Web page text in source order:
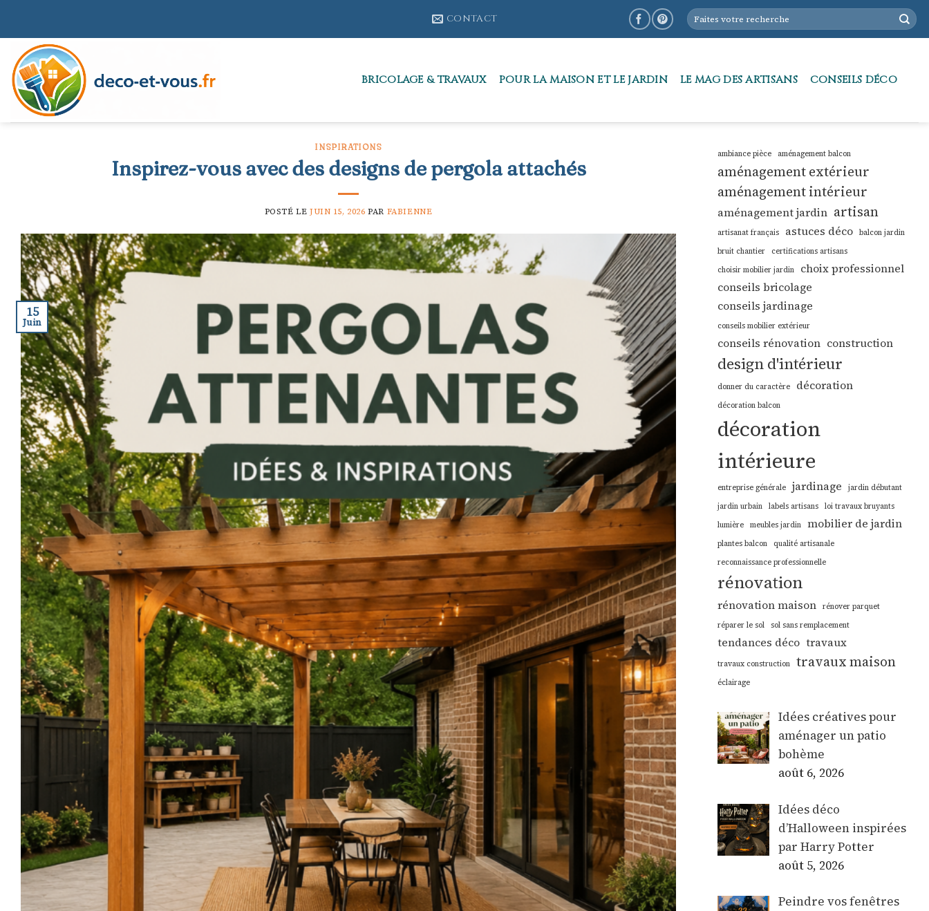
content
CONTACT
BRICOLAGE & TRAVAUX POUR LA MAISON ET LE JARDIN LE MAG DES ARTISANS CONSEILS DÉCO
INSPIRATIONS
Inspirez-vous avec des designs de pergola attachés
POSTÉ LE JUIN 15, 2026 PAR FABIENNE
15
Juin
ambiance pièce aménagement balcon
aménagement extérieur
aménagement intérieur
aménagement jardin artisan
artisanat français astuces déco balcon jardin
bruit chantier
certifications artisans
choisir mobilier jardin
choix professionnel
conseils bricolage
conseils jardinage
conseils mobilier extérieur
conseils rénovation construction
design d'intérieur
donner du caractère décoration
décoration balcon
décoration
intérieure
entreprise générale jardinage
jardin débutant
jardin urbain labels artisans loi travaux bruyants
lumière meubles jardin mobilier de jardin
plantes balcon
qualité artisanale
reconnaissance professionnelle
rénovation
rénovation maison rénover parquet
réparer le sol sol sans remplacement
tendances déco travaux
travaux construction travaux maison
éclairage
Idées créatives pour
aménager un patio
bohème
août 6, 2026
Idées déco
d’Halloween inspirées
par Harry Potter
août 5, 2026
Peindre vos fenêtres